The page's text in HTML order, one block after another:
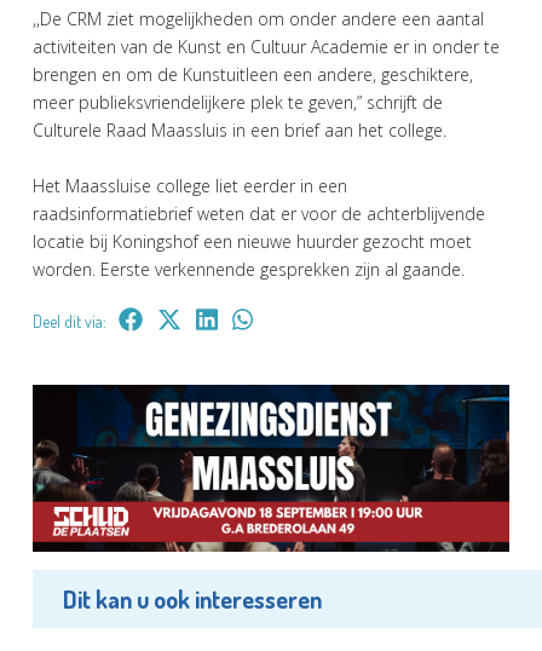
,,De CRM ziet mogelijkheden om onder andere een aantal
activiteiten van de Kunst en Cultuur Academie er in onder te
brengen en om de Kunstuitleen een andere, geschiktere,
meer publieksvriendelijkere plek te geven,” schrijft de
Culturele Raad Maassluis in een brief aan het college.
Het Maassluise college liet eerder in een
raadsinformatiebrief weten dat er voor de achterblijvende
locatie bij Koningshof een nieuwe huurder gezocht moet
worden. Eerste verkennende gesprekken zijn al gaande.
Deel dit via:
Dit kan u ook interesseren